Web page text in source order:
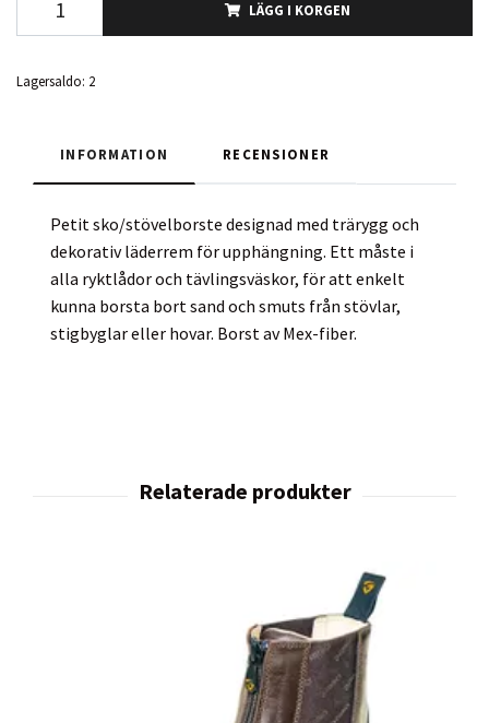
LÄGG I KORGEN
Lagersaldo: 2
INFORMATION RECENSIONER
Petit sko/stövelborste designad med trärygg och
dekorativ läderrem för upphängning. Ett måste i
alla ryktlådor och tävlingsväskor, för att enkelt
kunna borsta bort sand och smuts från stövlar,
stigbyglar eller hovar. Borst av Mex-fiber.